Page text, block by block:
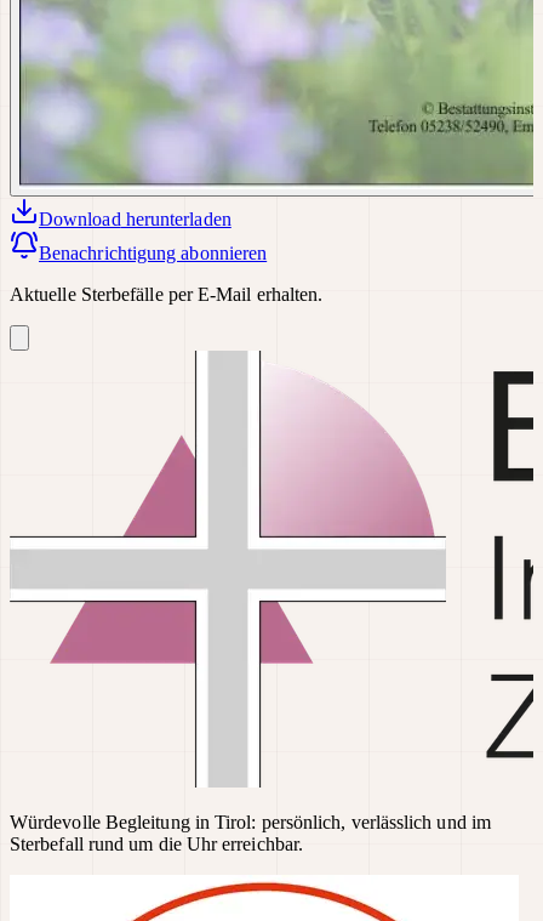
Download herunterladen
Benachrichtigung abonnieren
Aktuelle Sterbefälle per E-Mail erhalten.
Würdevolle Begleitung in Tirol: persönlich, verlässlich und im
Sterbefall rund um die Uhr erreichbar.